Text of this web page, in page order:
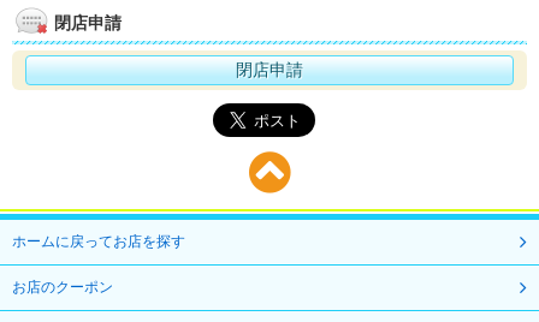
閉店申請
閉店申請
ホームに戻ってお店を探す
お店のクーポン